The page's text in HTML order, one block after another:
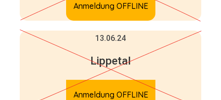
Anmeldung OFFLINE
13.06.24
Lippetal
Anmeldung OFFLINE